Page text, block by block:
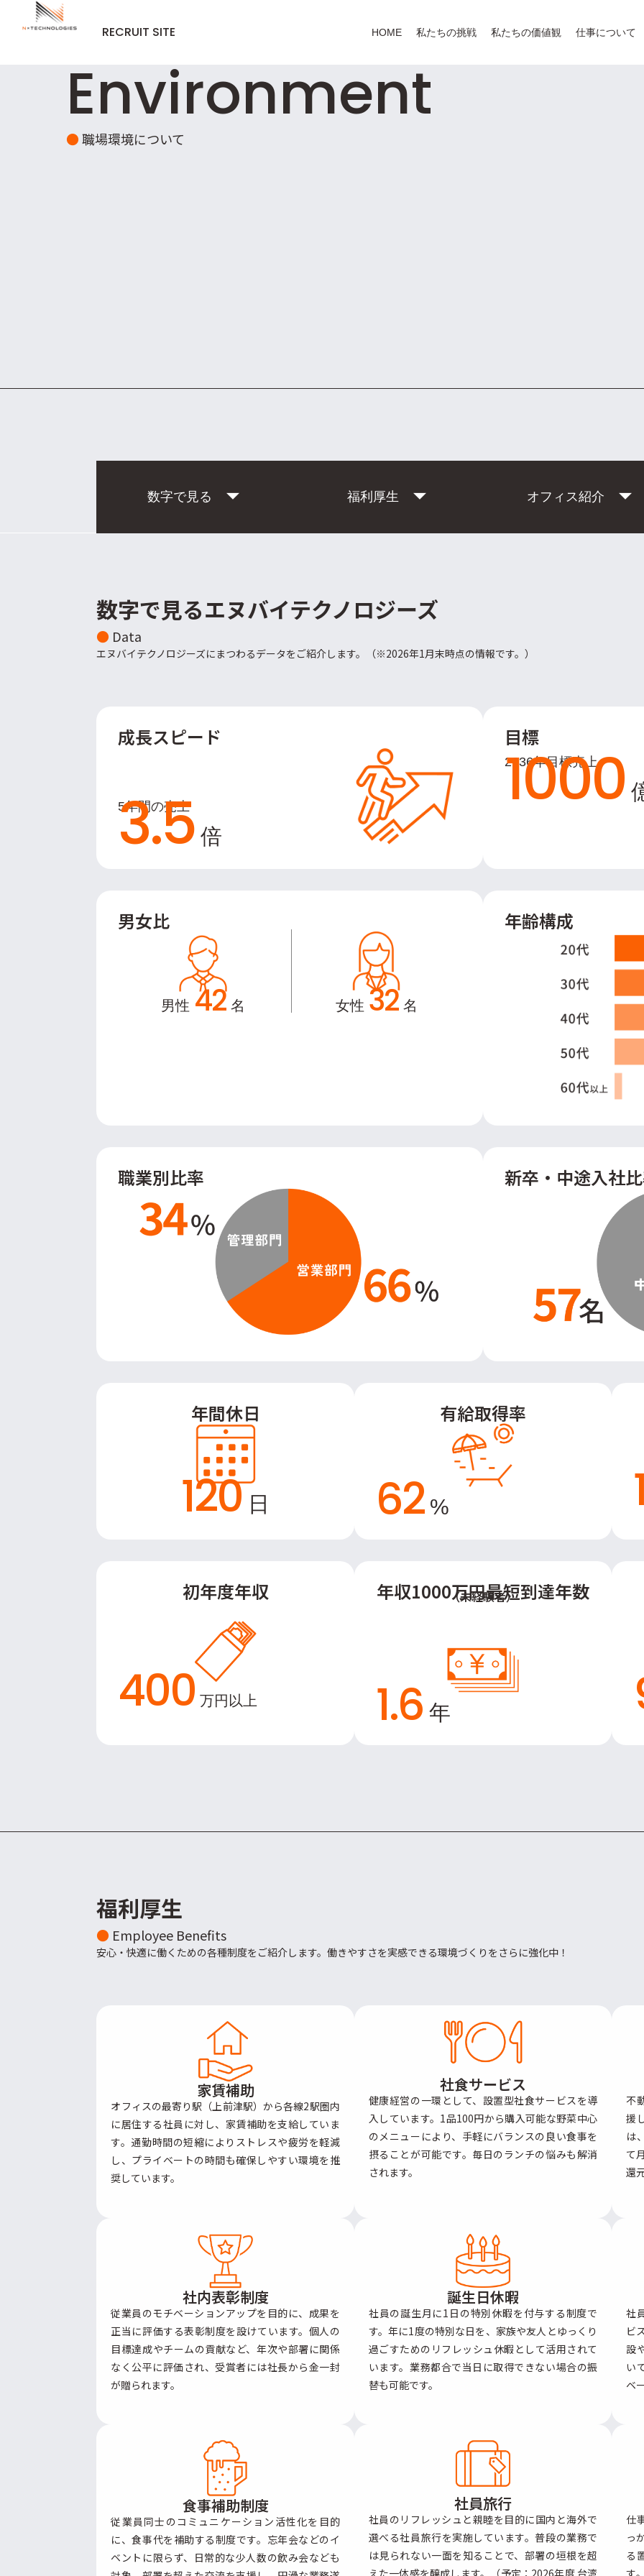
RECRUIT SITE HOME 私たちの挑戦 私たちの価値観 仕事について
Environment
●職場環境について
数字で見る 福利厚生 オフィス紹介
数字で見るエヌバイテクノロジーズ
● Data
エヌバイテクノロジーズにまつわるデータをご紹介します。（※2026年1月末時点の情報です。）
成長スピード
5年間の売上
3.5 倍
目標
2036年目標売上
1000
男女比
男性 42 名 女性 32名
年齢構成
職業別比率 新卒・中途入社
年間休日
120 日
有給取得率
62%
初年度年収
400 万円以上
年収1000万円最短到達年数
（未経験者）
1.6 年
福利厚生
● Employee Benefits
安心・快適に働くための各種制度をご紹介します。働きやすさを実感できる環境づくりをさらに強化中！
家賃補助
オフィスの最寄り駅（上前津駅）から各線2駅圏内
に居住する社員に対し、家賃補助を支給していま
す。通勤時間の短縮によりストレスや疲労を軽減
し、プライベートの時間も確保しやすい環境を推
奨しています。
社食サービス
健康経営の一環として、設置型社食サービスを導
入しています。1品100円から購入可能な野菜中心
のメニューにより、手軽にバランスの良い食事を
摂ることが可能です。毎日のランチの悩みも解消
されます。
不
援
は
て
還
社内表彰制度
従業員のモチベーションアップを目的に、成果を
正当に評価する表彰制度を設けています。個人の
目標達成やチームの貢献など、年次や部署に関係
なく公平に評価され、受賞者には社長から金一封
が贈られます。
誕生日休暇
社員の誕生月に1日の特別休暇を付与する制度で
す。年に1度の特別な日を、家族や友人とゆっくり
過ごすためのリフレッシュ休暇として活用されて
います。業務都合で当日に取得できない場合の振
替も可能です。
社
ビ
設
い
ベ
食事補助制度
従業員同士のコミュニケーション活性化を目的
に、食事代を補助する制度です。忘年会などのイ
ベントに限らず、日常的な少人数の飲み会なども
社員旅行
社員のリフレッシュと親睦を目的に国内と海外で
選べる社員旅行を実施しています。普段の業務で
は見られない一面を知ることで、部署の垣根を超
仕
っ
る